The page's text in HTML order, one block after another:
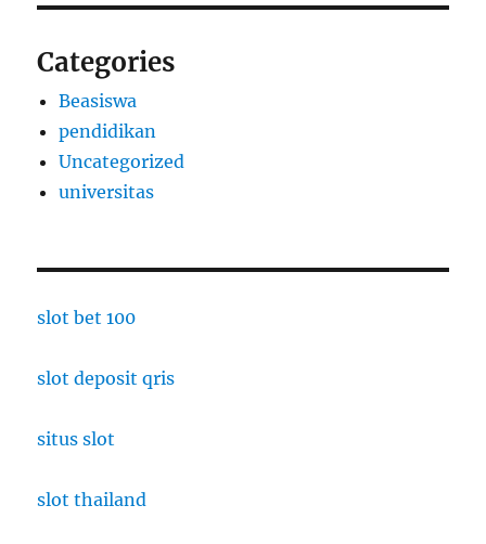
Categories
Beasiswa
pendidikan
Uncategorized
universitas
slot bet 100
slot deposit qris
situs slot
slot thailand